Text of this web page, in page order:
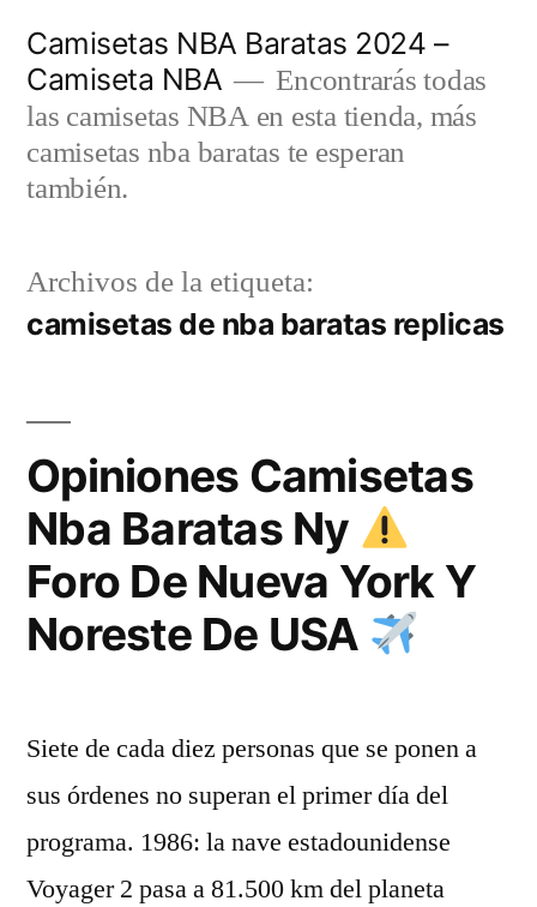
contenido
Camisetas NBA Baratas 2024 –
Camiseta NBA
Encontrarás todas
las camisetas NBA en esta tienda, más
camisetas nba baratas te esperan
también.
Archivos de la etiqueta:
camisetas de nba baratas replicas
Opiniones Camisetas
Nba Baratas Ny
Foro De Nueva York Y
Noreste De USA
Siete de cada diez personas que se ponen a
sus órdenes no superan el primer día del
programa. 1986: la nave estadounidense
Voyager 2 pasa a 81.500 km del planeta